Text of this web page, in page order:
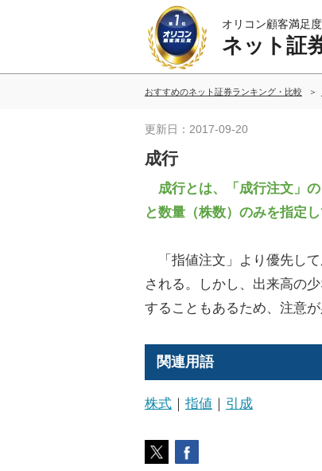
オリコン顧客満足
ネット証
おすすめのネット証券ランキング・比較
更新日：2017-09-20
成行
成行とは、「成行注文」
と数量（株数）のみを指定
「指値注文」より優先して
される。しかし、出来高の
することもあるため、注意が
関連用語
株式 ｜ 指値 ｜ 引成